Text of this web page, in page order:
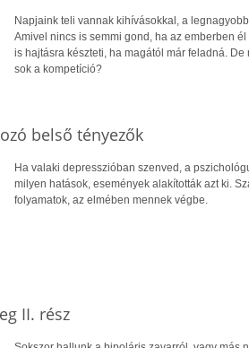
Napjaink teli vannak kihívásokkal, a
Amivel nincs is semmi gond, ha az emberben
is hajtásra készteti, ha magától már feladná.
sok a kompetíció?
belső tényezők
Ha valaki depresszióban szenved, a
milyen hatások, események alakították azt ki.
folyamatok, az elmében mennek végbe.
II. rész